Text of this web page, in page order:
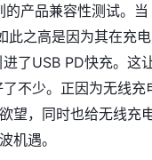
产品兼容性测试。当
此之高是因为其在充
了USB PD快充。这
不少。正因为无线充
望，同时也给无线充
机遇。